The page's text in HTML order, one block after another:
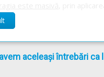
oprite altfel, de obicei în
garou, se poate folosi: un
și se atașează neapărat
15 minute pentru a
aceleași întrebări ca